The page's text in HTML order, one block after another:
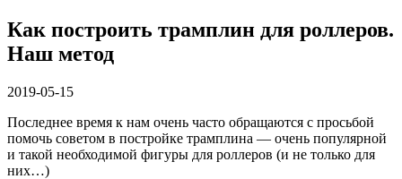
Как построить трамплин для роллеров.
Наш метод
2019-05-15
Последнее время к нам очень часто обращаются с просьбой
помочь советом в постройке трамплина — очень популярной
и такой необходимой фигуры для роллеров (и не только для
них…)